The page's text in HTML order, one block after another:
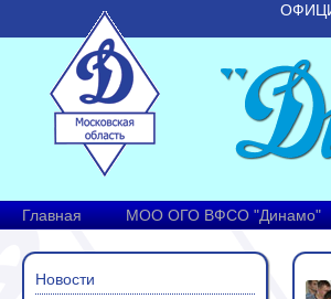
Главная МОО ОГО ВФСО "Динамо"
Новости